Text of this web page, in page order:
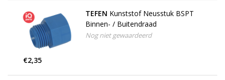
TEFEN Kunststof Neusstuk BSPT
Binnen- / Buitendraad
Nog niet gewaardeerd
€2,35